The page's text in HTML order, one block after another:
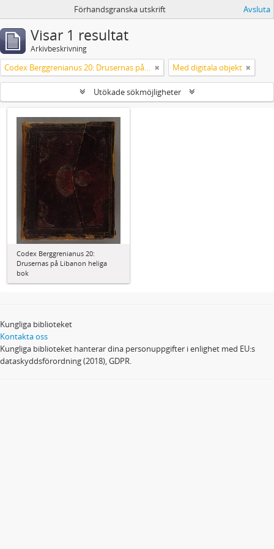
Förhandsgranska utskrift Avsluta
Visar 1 resultat
Arkivbeskrivning
Codex Berggrenianus 20: Drusernas på Libanon heliga bok Med digitala objekt
Utökade sökmöjligheter
Codex Berggrenianus 20:
Drusernas på Libanon heliga
bok
Kungliga biblioteket
Kontakta oss
Kungliga biblioteket hanterar dina personuppgifter i enlighet med EU:s
dataskyddsförordning (2018), GDPR.